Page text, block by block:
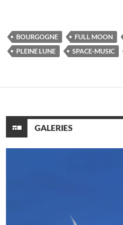
BOURGOGNE FULL MOON
PLEINE LUNE
SPACE-MUSIC
GALERIES